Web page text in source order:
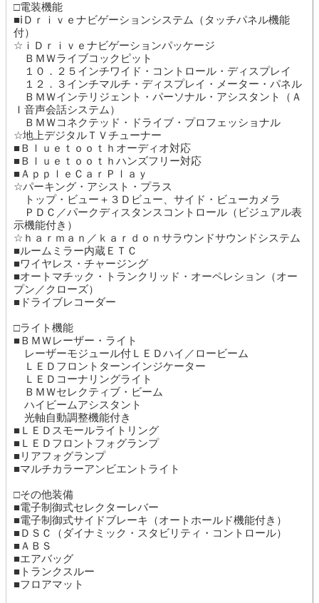
□電装機能
■ⅰＤｒｉｖｅナビゲーションシステム（タッチパネル機能
付）
☆ｉＤｒｉｖｅナビゲーションパッケージ
ＢＭＷライブコックピット
１０．２５インチワイド・コントロール・ディスプレイ
１２．３インチマルチ・ディスプレイ・メーター・パネル
ＢＭＷインテリジェント・パーソナル・アシスタント（Ａ
Ｉ音声会話システム）
ＢＭＷコネクテッド・ドライブ・プロフェッショナル
☆地上デジタルＴＶチューナー
■Ｂｌｕｅｔｏｏｔｈオーディオ対応
■Ｂｌｕｅｔｏｏｔｈハンズフリー対応
■ＡｐｐｌｅＣａｒＰｌａｙ
☆パーキング・アシスト・プラス
トップ・ビュー＋３Ｄビュー、サイド・ビューカメラ
ＰＤＣ／パークディスタンスコントロール（ビジュアル表
示機能付き）
☆ｈａｒｍａｎ／ｋａｒｄｏｎサラウンドサウンドシステム
■ルームミラー内蔵ＥＴＣ
■ワイヤレス・チャージング
■オートマチック・トランクリッド・オーペレション（オー
プン／クローズ）
■ドライブレコーダー
□ライト機能
■ＢＭＷレーザー・ライト
レーザーモジュール付ＬＥＤハイ／ロービーム
ＬＥＤフロントターンインジケーター
ＬＥＤコーナリングライト
ＢＭＷセレクティブ・ビーム
ハイビームアシスタント
光軸自動調整機能付き
■ＬＥＤスモールライトリング
■ＬＥＤフロントフォグランプ
■リアフォグランプ
■マルチカラーアンビエントライト
□その他装備
■電子制御式セレクターレバー
■電子制御式サイドブレーキ（オートホールド機能付き）
■ＤＳＣ（ダイナミック・スタビリティ・コントロール）
■ＡＢＳ
■エアバッグ
■トランクスルー
■フロアマット